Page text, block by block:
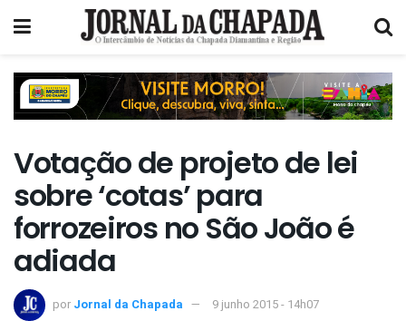
Votação de projeto de lei
sobre ‘cotas’ para
forrozeiros no São João é
adiada
por Jornal da Chapada 9 junho 2015 - 14h07